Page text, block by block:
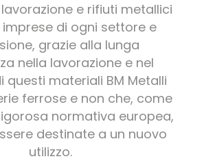
e rifiuti metallici
di ogni settore e
grazie alla lunga
nella lavorazione e nel
questi materiali BM Metalli
ferrose e non che, come
normativa europea,
destinate a un nuovo
utilizzo.